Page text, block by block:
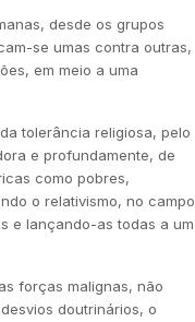
desde os grupos
se umas contra outras,
em meio a uma
tolerância religiosa, pelo
e profundamente, de
como pobres,
o relativismo, no campo
e lançando-as todas a um
forças malignas, não
doutrinários, o